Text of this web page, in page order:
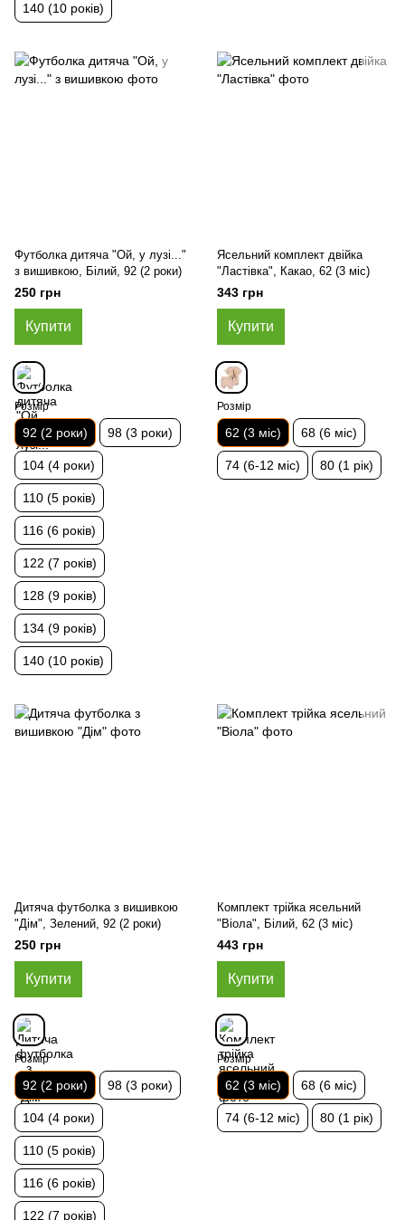
140 (10 років)
Футболка дитяча "Ой, у лузі..."
з вишивкою, Білий, 92 (2 роки)
250 грн
Купити
Розмір
92 (2 роки) 98 (3 роки)
104 (4 роки)
110 (5 років)
116 (6 років)
122 (7 років)
128 (9 років)
134 (9 років)
140 (10 років)
Ясельний комплект двійка
"Ластівка", Какао, 62 (3 міс)
343 грн
Купити
Розмір
62 (3 міс) 68 (6 міс)
74 (6-12 міс) 80 (1 рік)
Дитяча футболка з вишивкою
"Дім", Зелений, 92 (2 роки)
250 грн
Купити
Розмір
92 (2 роки) 98 (3 роки)
104 (4 роки)
110 (5 років)
116 (6 років)
122 (7 років)
Комплект трійка ясельний
"Віола", Білий, 62 (3 міс)
443 грн
Купити
Розмір
62 (3 міс) 68 (6 міс)
74 (6-12 міс) 80 (1 рік)